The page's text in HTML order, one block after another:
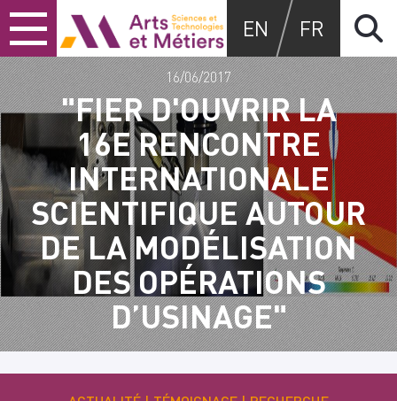
Skip
to
content
Skip
to
main
menu
Skip
to
search
Arts et métiers
EN FR
"FIER D'OUVRIR LA
16E RENCONTRE
INTERNATIONALE
SCIENTIFIQUE AUTOUR
DE LA MODÉLISATION
DES OPÉRATIONS
D’USINAGE"
16/06/2017